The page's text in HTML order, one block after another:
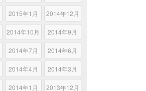
2015年1月 2014年12月
2014年10月 2014年9月
2014年7月 2014年6月
2014年4月 2014年3月
2014年1月 2013年12月